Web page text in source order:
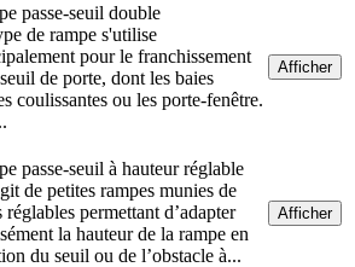
passe-seuil double
de rampe s'utilise
pour le franchissement
de porte, dont les baies
coulissantes ou les porte-fenêtre.
Afficher
passe-seuil à hauteur réglable
de petites rampes munies de
réglables permettant d’adapter
la hauteur de la rampe en
du seuil ou de l’obstacle à...
Afficher